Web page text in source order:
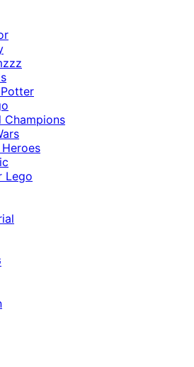
Champions
Lego